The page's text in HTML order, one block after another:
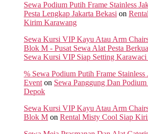
Sewa Podium Putih Frame Stainless
Pesta Lengkap Jakarta Bekasi on
Kirim Karawang
Sewa Kursi VIP Kayu Atau Arm
Blok M - Pusat Sewa Alat Pesta
Sewa Kursi VIP Siap Setting Karawaci
% Sewa Podium Putih Frame Stainless
Event on Sewa Panggung Dan
Depok
Sewa Kursi VIP Kayu Atau Arm
Blok M on Rental Misty Cool Siap